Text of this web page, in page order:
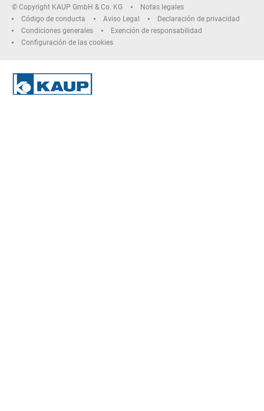
© Copyright KAUP GmbH & Co. KG
Notas legales
Código de conducta
Aviso Legal
Declaración de privacidad
Condiciones generales
Exención de responsabilidad
Configuración de las cookies